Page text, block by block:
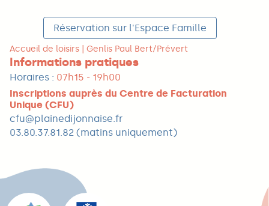
Réservation sur l'Espace Famille
Accueil de loisirs | Genlis Paul Bert/Prévert
Informations pratiques
Horaires : 07h15 - 19h00
Inscriptions auprès du Centre de Facturation
Unique (CFU)
cfu@plainedijonnaise.fr
03.80.37.81.82 (matins uniquement)